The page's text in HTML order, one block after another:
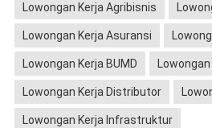
Lowongan Kerja Agribisnis
Lowongan Kerja Asuransi
Lowongan Kerja BUMD Lowongan
Lowongan Kerja Distributor
Lowongan Kerja Infrastruktur